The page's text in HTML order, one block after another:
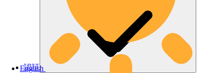
English
認証